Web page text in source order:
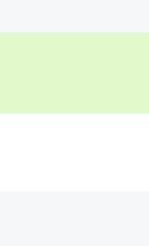
to
szilva